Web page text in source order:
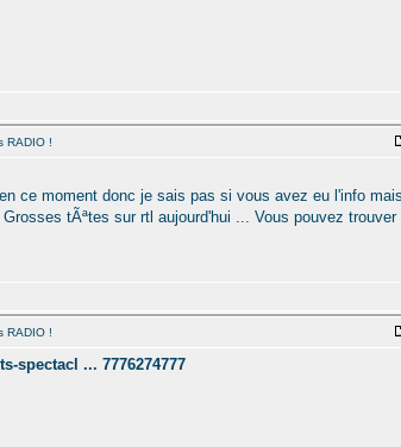
RADIO !
ce moment donc je sais pas si vous avez eu l'info
tÃªtes sur rtl aujourd'hui ... Vous pouvez
RADIO !
spectacl ... 7776274777